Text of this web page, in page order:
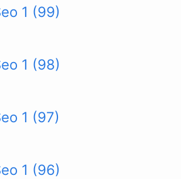
1 (99)
1 (98)
1 (97)
1 (96)